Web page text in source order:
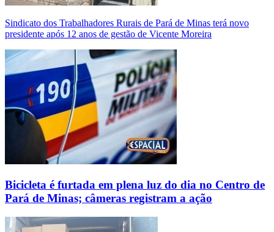
Sindicato dos Trabalhadores Rurais de Pará de Minas terá novo
presidente após 12 anos de gestão de Vicente Moreira
Bicicleta é furtada em plena luz do dia no Centro de
Pará de Minas; câmeras registram a ação